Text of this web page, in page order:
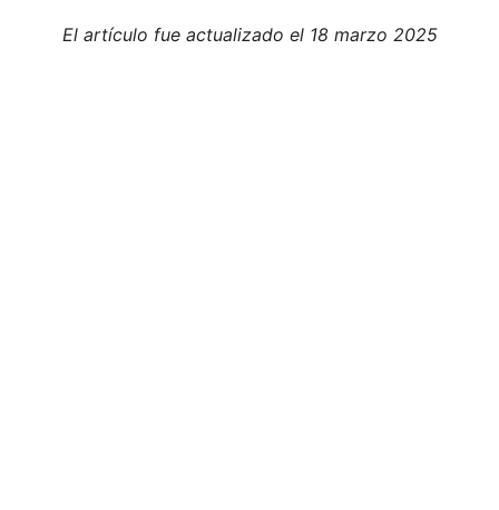
El artículo fue actualizado el 18 marzo 2025